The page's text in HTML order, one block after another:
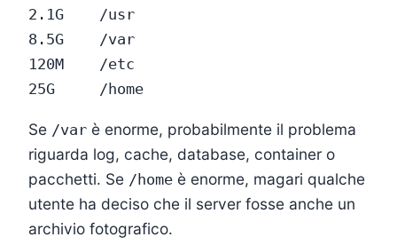
2.1G    /usr
8.5G    /var
120M    /etc
Se /var è enorme, probabilmente il problema
riguarda log, cache, database, container o
pacchetti. Se /home è enorme, magari qualche
utente ha deciso che il server fosse anche un
archivio fotografico.